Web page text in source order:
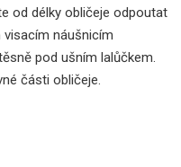
od délky obličeje odpoutat
náušnicím
pod ušním lalůčkem.
části obličeje.